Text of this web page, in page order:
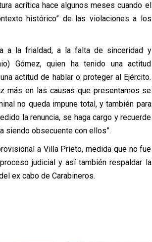
acrítica hace algunos meses cuando el
histórico” de las violaciones a los
a la frialdad, a la falta de sinceridad y
Gómez, quien ha tenido una actitud
actitud de hablar o proteger al Ejército.
más en las causas que presentamos se
no queda impune total, y también para
la renuncia, se haga cargo y recuerde
siendo obsecuente con ellos”.
a Villa Prieto, medida que no fue
judicial y así también respaldar la
ex cabo de Carabineros.